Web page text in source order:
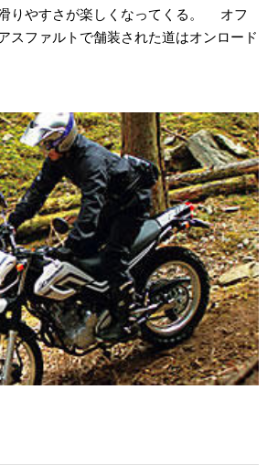
りやすさが楽しくなってくる。 オフ
スファルトで舗装された道はオンロード